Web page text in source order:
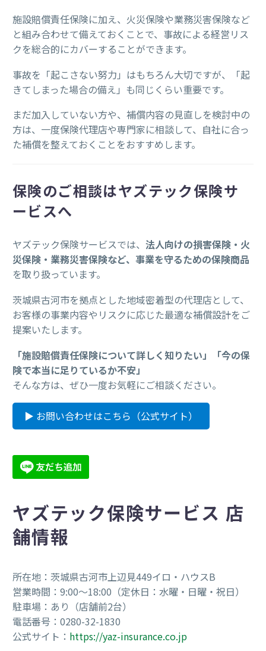
施設賠償責任保険に加え、火災保険や業務災害保険など
と組み合わせて備えておくことで、事故による経営リス
クを総合的にカバーすることができます。
事故を「起こさない努力」はもちろん大切ですが、「起
きてしまった場合の備え」も同じくらい重要です。
まだ加入していない方や、補償内容の見直しを検討中の
方は、一度保険代理店や専門家に相談して、自社に合っ
た補償を整えておくことをおすすめします。
保険のご相談はヤズテック保険サ
ービスへ
ヤズテック保険サービスでは、 法人向けの損害保険・火
災保険・業務災害保険など、事業を守るための保険商品
を取り扱っています。
茨城県古河市を拠点とした地域密着型の代理店として、
お客様の事業内容やリスクに応じた最適な補償設計をご
提案いたします。
「施設賠償責任保険について詳しく知りたい」「今の保
険で本当に足りているか不安」
そんな方は、ぜひ一度お気軽にご相談ください。
▶ お問い合わせはこちら（公式サイト）
ヤズテック保険サービス 店
舗情報
所在地：茨城県古河市上辺見449イロ・ハウスB
営業時間：9:00〜18:00（定休日：水曜・日曜・祝日）
駐車場：あり（店舗前2台）
電話番号：0280-32-1830
公式サイト： https://yaz-insurance.co.jp